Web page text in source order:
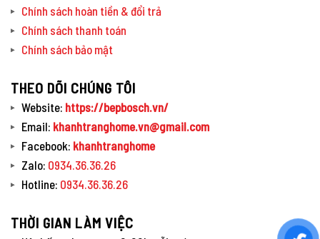
Chính sách hoàn tiền & đổi trả
Chính sách thanh toán
Chính sách bảo mật
THEO DÕI CHÚNG TÔI
Website: https://bepbosch.vn/
Email: khanhtranghome.vn@gmail.com
Facebook: khanhtranghome
Zalo: 0934.36.36.26
Hotline: 0934.36.36.26
THỜI GIAN LÀM VIỆC